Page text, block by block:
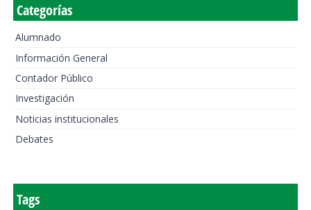
Categorías
Alumnado
Información General
Contador Público
Investigación
Noticias institucionales
Debates
Tags